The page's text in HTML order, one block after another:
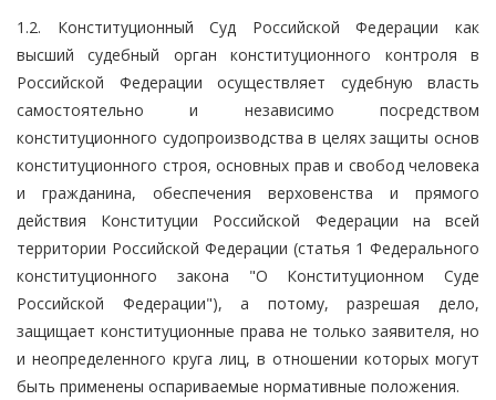
1.2. Конституционный Суд Российской Федерации как
высший судебный орган конституционного контроля в
Российской Федерации осуществляет судебную власть
самостоятельно и независимо посредством
конституционного судопроизводства в целях защиты основ
конституционного строя, основных прав и свобод человека
и гражданина, обеспечения верховенства и прямого
действия Конституции Российской Федерации на всей
территории Российской Федерации (статья 1 Федерального
конституционного закона "О Конституционном Суде
Российской Федерации"), а потому, разрешая дело,
защищает конституционные права не только заявителя, но
и неопределенного круга лиц, в отношении которых могут
быть применены оспариваемые нормативные положения.